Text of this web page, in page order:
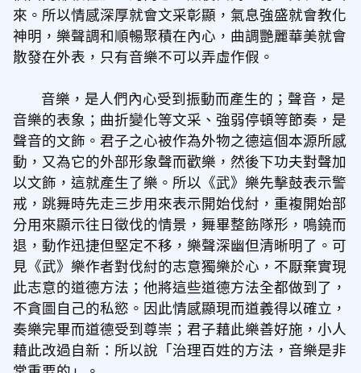
來。所以情感深厚就會文采彰顯，氣息強盛就會教化
神明，樂聲調和順暢聚積在內心，曲調艷麗華美就會
散發在外表，只有音樂不可以弄虛作假。
音樂，是人們內心受到振動而產生的；聲音，是
音樂的表象；曲折變化等文采、強弱停頓等節奏，是
聲音的文飾。君子之心被作為外物之德這個本源所感
動，又為它的外部形象聲而歡樂，然後下功夫對聲加
以文飾，這就產生了樂。所以《武》樂先擊鼓表示警
戒，跳舞時先走三步用來表示開始伐紂，重複開始部
分用來顯示往日徵伐的情景，舞畢整飭隊形，鳴鐃而
退，動作迅捷但堅定不移，樂聲深幽但清晰明了。可
見《武》樂作者對伐紂的志意獨樂於心，不厭棄實現
此志意的道德方法；他將這些道德方法全都做到了，
不貪圖自己的私慾。因此情感顯現而道義得以確立，
奏樂完畢而道德受到尊崇；君子藉此樂善好施，小人
藉此改過自新：所以說「治理百姓的方法，音樂是非